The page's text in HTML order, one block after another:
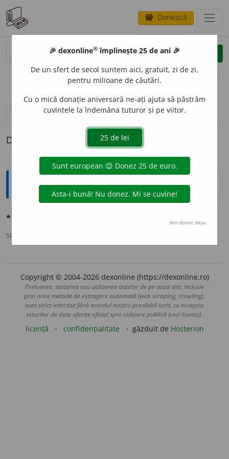
savings Donează
clear
opțiuni
definiții (1)
Definiția cu ID-ul 581707:
Explicative DEX
*ezofág, ezotéric,
sursa:
Copyright © 2004-2026 dexonline (https://dexonline.ro)
Preluarea, stocarea sau utilizarea datelor de pe acest site, inclusiv
prin orice metode de extragere automată (web scraping, crawling),
sunt strict interzise fără acordul nostru prealabil scris, cu excepția
seturilor de date oferite oficial spre utilizare publică (vezi licența).
licență confidențialitate găzduit de Hosterion
🎉 dexonline® împlinește 25 de ani 🎉
De un sfert de secol suntem aici, gratuit, zi de zi,
pentru milioane de căutări.
Cu o mică donație aniversară ne-ați ajuta să păstrăm
cuvintele la îndemâna tuturor și pe viitor.
Am donat deja.